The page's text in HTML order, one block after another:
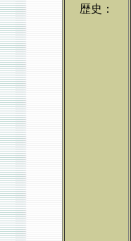
歴史：